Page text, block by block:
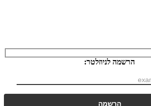
הרשמה לניוזלטר: